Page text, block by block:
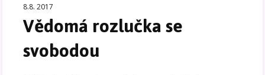
8.8. 2017
Vědomá rozlučka se
svobodou